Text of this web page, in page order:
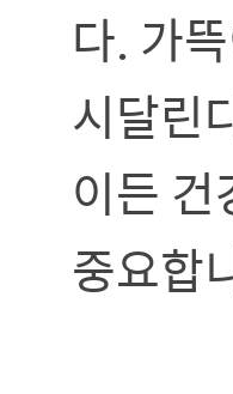
다. 가
시달린
이든
중요합